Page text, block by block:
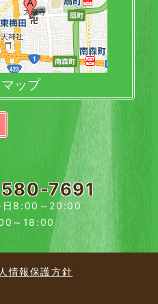
ップ
7691
日8:00～20:00
～18:00
情報保護方針